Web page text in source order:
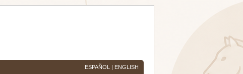
ESPAÑOL | ENGLISH